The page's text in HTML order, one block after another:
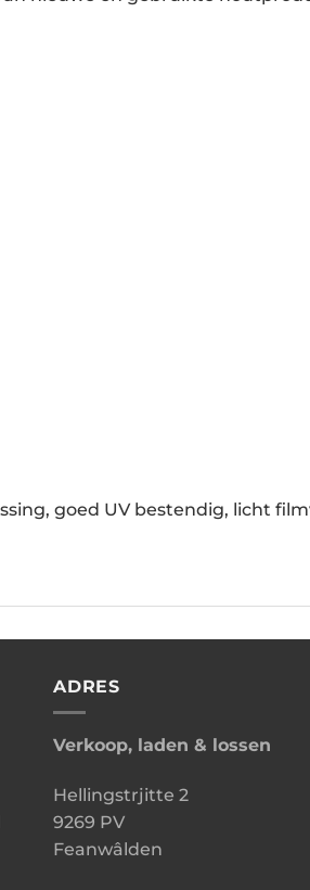
goed UV bestendig, licht
ADRES
Verkoop, laden & lossen
Hellingstrjitte 2
9269 PV
Feanwâlden